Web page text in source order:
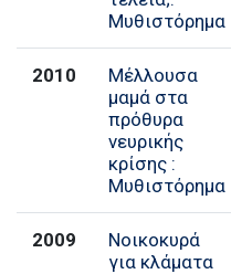
Μυθιστόρημα
2010
Μέλλουσα
μαμά στα
πρόθυρα
νευρικής
κρίσης :
Μυθιστόρημα
2009
Νοικοκυρά
για κλάματα